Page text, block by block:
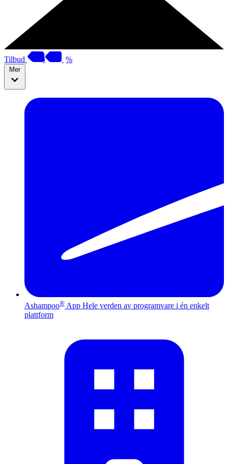
Tilbud %
Mer
Ashampoo® App Hele verden av programvare i én enkelt
plattform